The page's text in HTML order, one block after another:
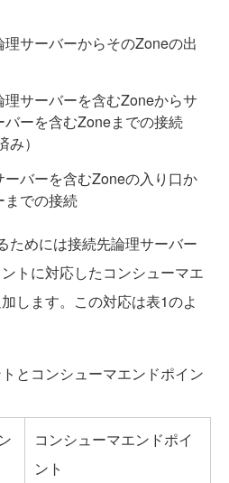
サーバーからそのZoneの出
サーバーを含むZoneからサ
ーを含むZoneまでの接続
）
バーを含むZoneの入り口か
までの接続
ためには接続先論理サーバー
トに対応したコンシューマエ
します。この対応は表1のよ
とコンシューマエンドポイン
コンシューマエンドポイ
ント